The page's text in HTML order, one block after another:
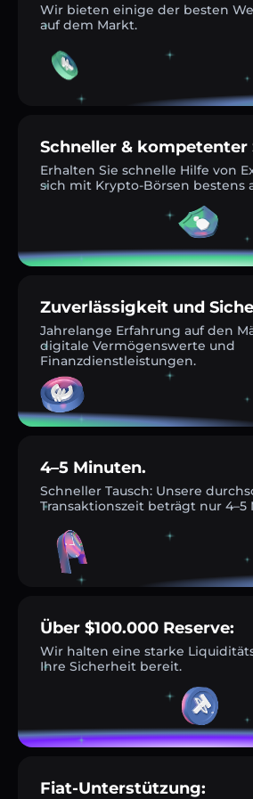
Wir bieten einige der besten
auf dem Markt.
Schneller & kompetenter
Erhalten Sie schnelle Hilfe von
sich mit Krypto-Börsen bestens
Zuverlässigkeit und
Jahrelange Erfahrung auf den
digitale Vermögenswerte und
Finanzdienstleistungen.
4–5 Minuten.
Schneller Tausch: Unsere
Transaktionszeit beträgt nur 4–5
Über $100.000 Reserve:
Wir halten eine starke
Ihre Sicherheit bereit.
Fiat-Unterstützung: